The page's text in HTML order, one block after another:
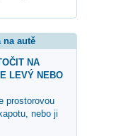
na autě
NA
LEVÝ NEBO
prostorovou
nebo ji